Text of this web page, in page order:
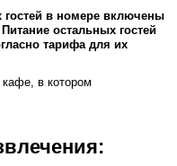
гостей в номере включены
остальных гостей
тарифа для их
кафе, в котором